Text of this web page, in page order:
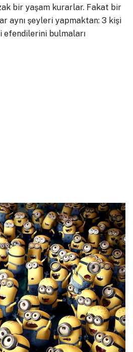
bir yaşam kurarlar. Fakat bir
aynı şeyleri yapmaktan: 3 kişi
efendilerini bulmaları